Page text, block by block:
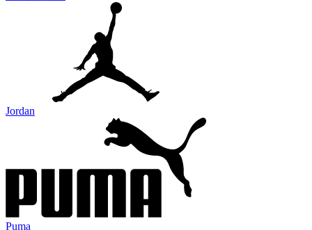
Jordan
Puma